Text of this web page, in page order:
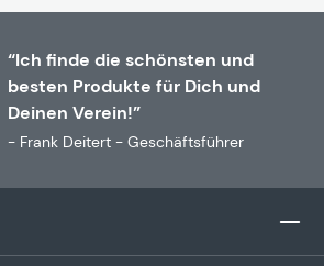
“Ich finde die schönsten und
besten Produkte für Dich und
Deinen Verein!”
- Frank Deitert - Geschäftsführer